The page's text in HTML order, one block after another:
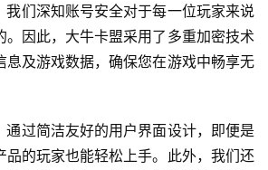
我们深知账号安全对于每一位玩家来说
。因此，大牛卡盟采用了多重加密技术
息及游戏数据，确保您在游戏中畅享无
通过简洁友好的用户界面设计，即便是
品的玩家也能轻松上手。此外，我们还